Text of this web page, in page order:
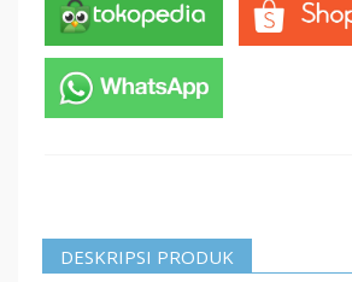
DESKRIPSI PRODUK